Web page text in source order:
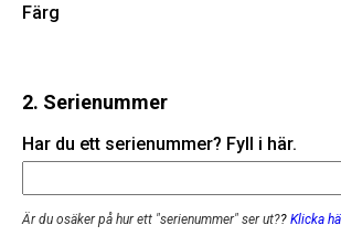
Färg
2. Serienummer
Har du ett serienummer? Fyll i här.
Är du osäker på hur ett "serienummer" ser ut?? Klicka